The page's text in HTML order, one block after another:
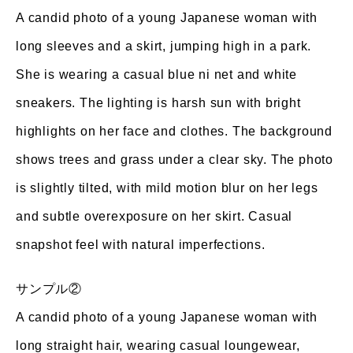
A candid photo of a young Japanese woman with
long sleeves and a skirt, jumping high in a park.
She is wearing a casual blue ni net and white
sneakers. The lighting is harsh sun with bright
highlights on her face and clothes. The background
shows trees and grass under a clear sky. The photo
is slightly tilted, with mild motion blur on her legs
and subtle overexposure on her skirt. Casual
snapshot feel with natural imperfections.
サンプル②
A candid photo of a young Japanese woman with
long straight hair, wearing casual loungewear,